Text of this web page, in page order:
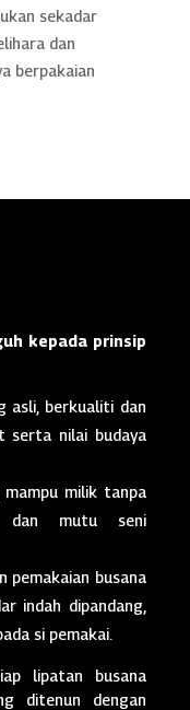
sekadar
dan
berpakaian
kepada prinsip
asli, berkualiti dan
serta nilai budaya
mampu milik tanpa
dan mutu seni
pemakaian busana
indah dipandang,
si pemakai.
lipatan busana
ditenun dengan